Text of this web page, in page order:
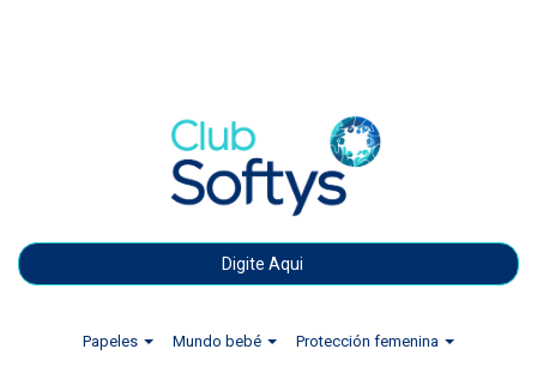
Papeles Mundo bebé Protección femenina